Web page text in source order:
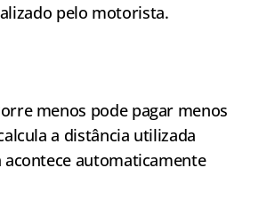
pelo motorista.
menos pode pagar menos
a distância utilizada
acontece automaticamente